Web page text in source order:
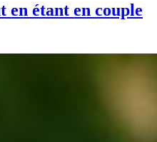
en étant en couple